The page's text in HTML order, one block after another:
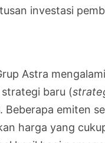
investasi
Astra
baru (
Beberapa emiten
harga yang